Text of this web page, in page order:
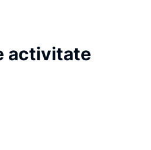
activitate